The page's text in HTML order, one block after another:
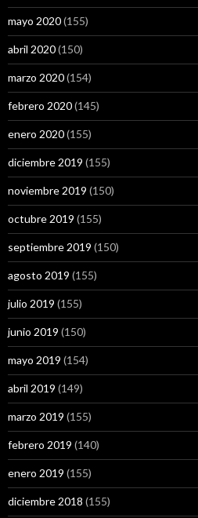
mayo 2020(155)
abril 2020(150)
marzo 2020(154)
febrero 2020(145)
enero 2020(155)
diciembre 2019 (155)
noviembre 2019 (150)
octubre 2019 (155)
septiembre 2019 (150)
agosto 2019 (155)
julio 2019 (155)
junio 2019 (150)
mayo 2019 (154)
abril 2019 (149)
marzo 2019 (155)
febrero 2019 (140)
enero 2019 (155)
diciembre 2018 (155)